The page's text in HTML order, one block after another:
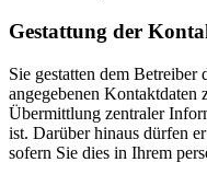
Gestattung der
Sie gestatten dem Betreiber
angegebenen Kontaktdaten
Übermittlung zentraler
ist. Darüber hinaus dürfen
sofern Sie dies in Ihrem